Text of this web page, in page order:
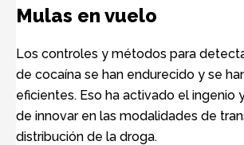
Mulas en vuelo
Los controles y métodos para
de cocaína se han endurecido y se
eficientes. Eso ha activado el ingenio
de innovar en las modalidades de
distribución de la droga.